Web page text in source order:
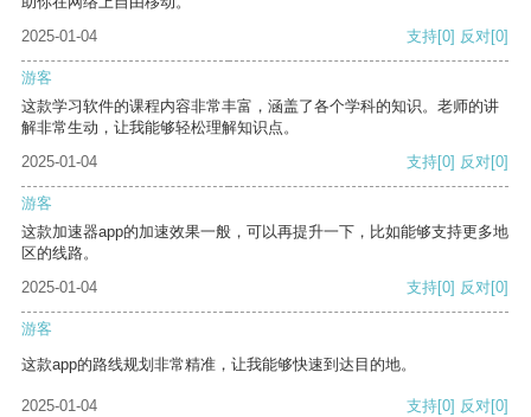
2025-01-04
支持[0] 反对[0]
游客
这款学习软件的课程内容非常丰富，涵盖了各个学科的知识。老师的讲
解非常生动，让我能够轻松理解知识点。
2025-01-04
支持[0] 反对[0]
游客
这款加速器app的加速效果一般，可以再提升一下，比如能够支持更多地
区的线路。
2025-01-04
支持[0] 反对[0]
游客
这款app的路线规划非常精准，让我能够快速到达目的地。
2025-01-04 支持[0] 反对[0]